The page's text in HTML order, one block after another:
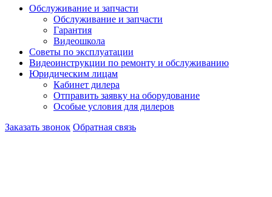
Обслуживание и запчасти
Обслуживание и запчасти
Гарантия
Видеошкола
Советы по эксплуатации
Видеоинструкции по ремонту и обслуживанию
Юридическим лицам
Кабинет дилера
Отправить заявку на оборудование
Особые условия для дилеров
Заказать звонок Обратная связь